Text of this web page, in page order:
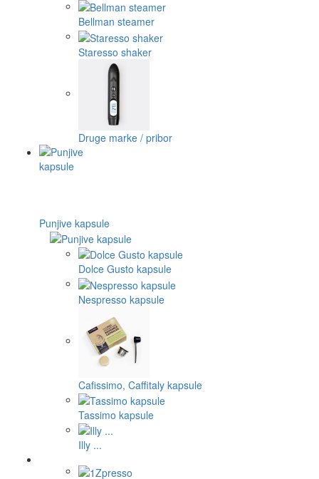
Bellman steamer
Staresso shaker
Druge marke / pribor
Punjive kapsule
Dolce Gusto kapsule
Nespresso kapsule
Cafissimo, Caffitaly kapsule
Tassimo kapsule
Illy ...